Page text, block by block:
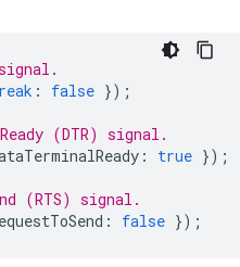
: false });
(DTR) signal.
: true });
(RTS) signal.
: false });